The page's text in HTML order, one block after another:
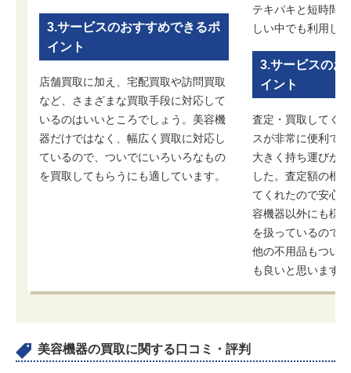
3.サービスのおすすめできるポ
イント
店舗買取に加え、宅配買取や訪問買取
など、さまざまな買取手段に対応して
いるのはいいところでしょう。美容機
器だけではなく、幅広く買取に対応し
ているので、ついでにいろいろなもの
を買取してもらうにも適しています。
テキパキと短時間
しい中でも利用し
3.サービスのお
イント
査定・買取してく
スが非常に便利で
大きく持ち運びが
した。査定額の根
てくれたので安心
容機器以外にも様
を扱っているので
他の不用品もつい
も良いと思います。
美容機器の買取に関する口コミ・評判